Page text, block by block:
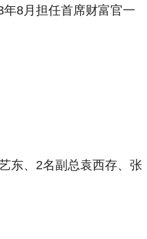
8月担任首席财富官一
东、2名副总袁西存、张